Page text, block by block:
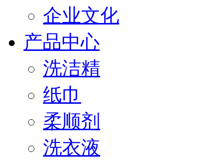
企业文化
产品中心
洗洁精
纸巾
柔顺剂
洗衣液